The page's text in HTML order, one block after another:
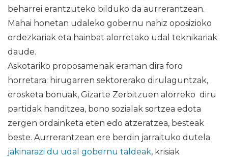
beharrei erantzuteko bilduko da aurrerantzean.
Mahai honetan udaleko gobernu nahiz oposizioko
ordezkariak eta hainbat alorretako udal teknikariak
daude.
Askotariko proposamenak eraman dira foro
horretara: hirugarren sektorerako dirulaguntzak,
erosketa bonuak, Gizarte Zerbitzuen alorreko diru
partidak handitzea, bono sozialak sortzea edota
zergen ordainketa eten edo atzeratzea, besteak
beste. Aurrerantzean ere berdin jarraituko dutela
jakinarazi du udal gobernu taldeak, krisiak